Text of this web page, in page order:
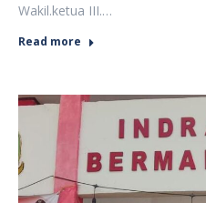
Wakil.ketua III.…
Read more